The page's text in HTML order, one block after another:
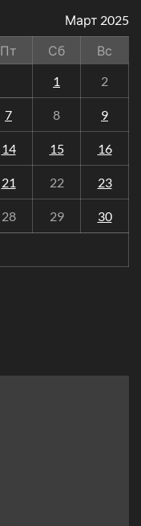
Март 2025
Пт Сб
Вс
1
2
7 8 9
14 15 16
21 22 23
28 29 30